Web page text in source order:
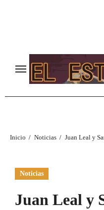
Inicio Noticias Juan Leal y
Noticias
Juan Leal y